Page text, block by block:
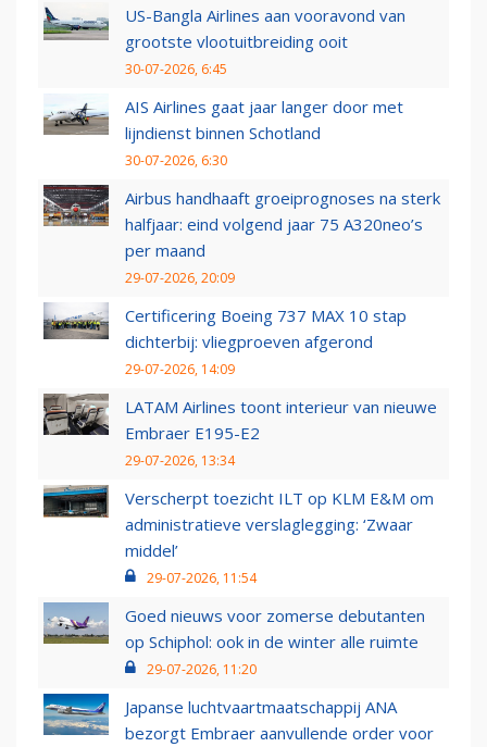
US-Bangla Airlines aan vooravond van
grootste vlootuitbreiding ooit
30-07-2026, 6:45
AIS Airlines gaat jaar langer door met
lijndienst binnen Schotland
30-07-2026, 6:30
Airbus handhaaft groeiprognoses na sterk
halfjaar: eind volgend jaar 75 A320neo’s
per maand
29-07-2026, 20:09
Certificering Boeing 737 MAX 10 stap
dichterbij: vliegproeven afgerond
29-07-2026, 14:09
LATAM Airlines toont interieur van nieuwe
Embraer E195-E2
29-07-2026, 13:34
Verscherpt toezicht ILT op KLM E&M om
administratieve verslaglegging: ‘Zwaar
middel’
29-07-2026, 11:54
Goed nieuws voor zomerse debutanten
op Schiphol: ook in de winter alle ruimte
29-07-2026, 11:20
Japanse luchtvaartmaatschappij ANA
bezorgt Embraer aanvullende order voor